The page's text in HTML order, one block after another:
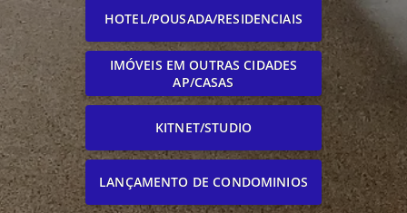
HOTEL/POUSADA/RESIDENCIAIS
IMÓVEIS EM OUTRAS CIDADES
AP/CASAS
KITNET/STUDIO
LANÇAMENTO DE CONDOMINIOS